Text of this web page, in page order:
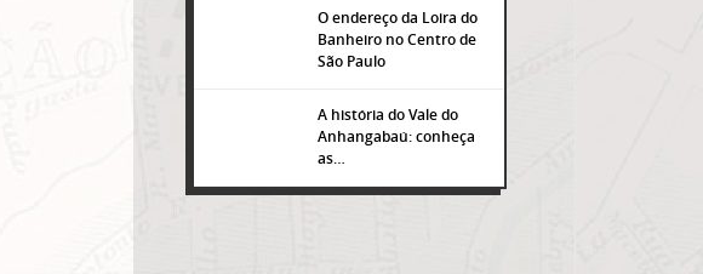
O endereço da Loira do
Banheiro no Centro de
São Paulo
A história do Vale do
Anhangabaú: conheça
as…